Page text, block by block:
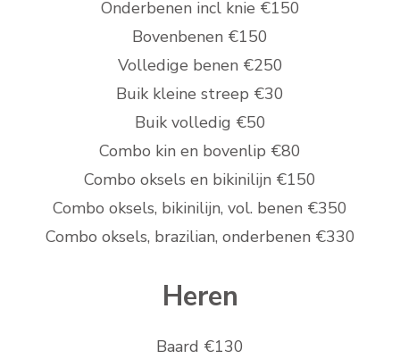
Onderbenen incl knie €150
Bovenbenen €150
Volledige benen €250
Buik kleine streep €30
Buik volledig €50
Combo kin en bovenlip €80
Combo oksels en bikinilijn €150
Combo oksels, bikinilijn, vol. benen €350
Combo oksels, brazilian, onderbenen €330
Heren
Baard €130